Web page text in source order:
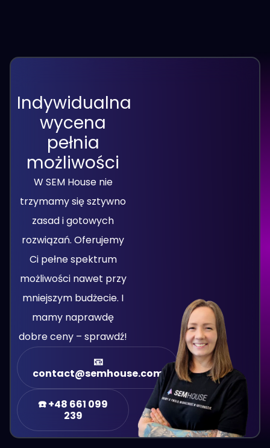
Indywidualna
wycena
pełnia
możliwości
W SEM House nie
trzymamy się sztywno
zasad i gotowych
rozwiązań. Oferujemy
Ci pełne spektrum
możliwości nawet przy
mniejszym budżecie. I
mamy naprawdę
dobre ceny – sprawdź!
📧
contact@semhouse.com
☎️ +48 661 099
239